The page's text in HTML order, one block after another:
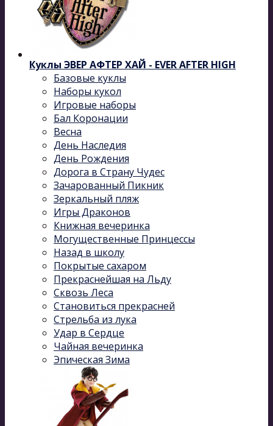
Куклы ЭВЕР АФТЕР ХАЙ - EVER AFTER HIGH
Базовые куклы
Наборы кукол
Игровые наборы
Бал Коронации
Весна
День Наследия
День Рождения
Дорога в Страну Чудес
Зачарованный Пикник
Зеркальный пляж
Игры Драконов
Книжная вечеринка
Могущественные Принцессы
Назад в школу
Покрытые сахаром
Прекраснейшая на Льду
Сквозь Леса
Становиться прекрасней
Стрельба из лука
Удар в Сердце
Чайная вечеринка
Эпическая Зима